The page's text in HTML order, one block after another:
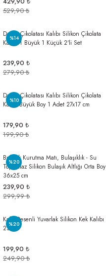
529,90 ₺
%14
Dubai Çikolatası Kalıbı Silikon Çikolata
Kalıbı 1 Büyük 1 Küçük 2'li Set
239,90 ₺
279,90 ₺
%10
Dubai Çikolatası Kalıbı Silikon Çikolata
Kalıbı Büyük Boy 1 Adet 27x17 cm
179,90 ₺
199,90 ₺
%20
Bulaşık Kurutma Matı, Bulaşıklık - Su
Toplamaz Silikon Bulaşık Altlığı Orta Boy
36x25 cm
239,90 ₺
299,99 ₺
%20
Kalp Desenli Yuvarlak Silikon Kek Kalıbı
23 cm
199,90 ₺
249,90 ₺